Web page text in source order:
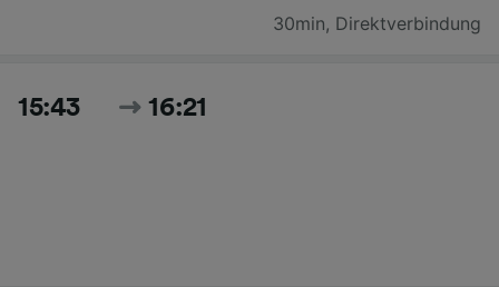
30min, Direktverbindung
15:43 16:21